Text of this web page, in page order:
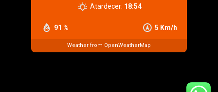
91 % 5 Km/h
Atardecer: 18:54
Weather from OpenWeatherMap